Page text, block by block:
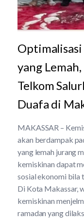
Optimalisasi
yang
Telkom
Duafa di
MAKASSAR –
akan berdampak
yang lemah jurang
kemiskinan dapat
sosial ekonomi bila
Di Kota Makassar,
kemiskinan
ramadan yang